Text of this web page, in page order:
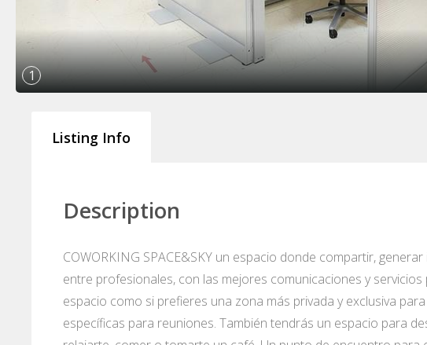
1
Listing Info
Description
COWORKING SPACE&SKY un espacio donde compartir,
entre profesionales, con las mejores comunicaciones y
espacio como si prefieres una zona más privada y exclusiva
específicas para reuniones. También tendrás un espacio para